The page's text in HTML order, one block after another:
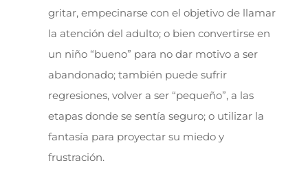
gritar, empecinarse con el objetivo de llamar
la atención del adulto; o bien convertirse en
un niño “bueno” para no dar motivo a ser
abandonado; también puede sufrir
regresiones, volver a ser “pequeño”, a las
etapas donde se sentía seguro; o utilizar la
fantasía para proyectar su miedo y
frustración.